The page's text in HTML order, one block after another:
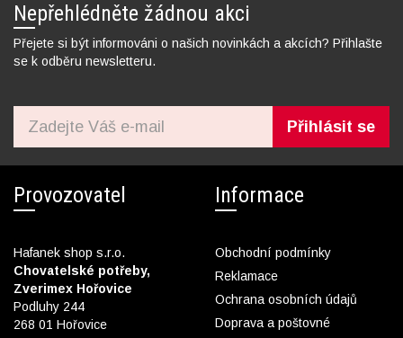
Nepřehlédněte žádnou akci
Přejete si být informováni o našich novinkách a akcích? Přihlašte
se k odběru newsletteru.
Přihlásit se
Provozovatel
Hafanek shop s.r.o.
Chovatelské potřeby,
Zverimex Hořovice
Podluhy 244
268 01 Hořovice
Informace
Obchodní podmínky
Reklamace
Ochrana osobních údajů
Doprava a poštovné